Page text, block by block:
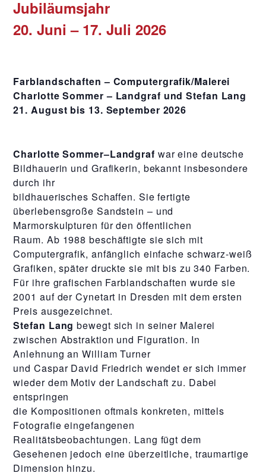
Jubiläumsjahr
20. Juni – 17. Juli 2026
Farblandschaften – Computergrafik/Malerei
Charlotte Sommer – Landgraf und Stefan Lang
21. August bis 13. September 2026
Charlotte Sommer–Landgraf war eine deutsche
Bildhauerin und Grafikerin, bekannt insbesondere
durch ihr
bildhauerisches Schaffen. Sie fertigte
überlebensgroße Sandstein – und
Marmorskulpturen für den öffentlichen
Raum. Ab 1988 beschäftigte sie sich mit
Computergrafik, anfänglich einfache schwarz-weiß
Grafiken, später druckte sie mit bis zu 340 Farben.
Für ihre grafischen Farblandschaften wurde sie
2001 auf der Cynetart in Dresden mit dem ersten
Preis ausgezeichnet.
Stefan Lang bewegt sich in seiner Malerei
zwischen Abstraktion und Figuration. In
Anlehnung an William Turner
und Caspar David Friedrich wendet er sich immer
wieder dem Motiv der Landschaft zu. Dabei
entspringen
die Kompositionen oftmals konkreten, mittels
Fotografie eingefangenen
Realitätsbeobachtungen. Lang fügt dem
Gesehenen jedoch eine überzeitliche, traumartige
Dimension hinzu.